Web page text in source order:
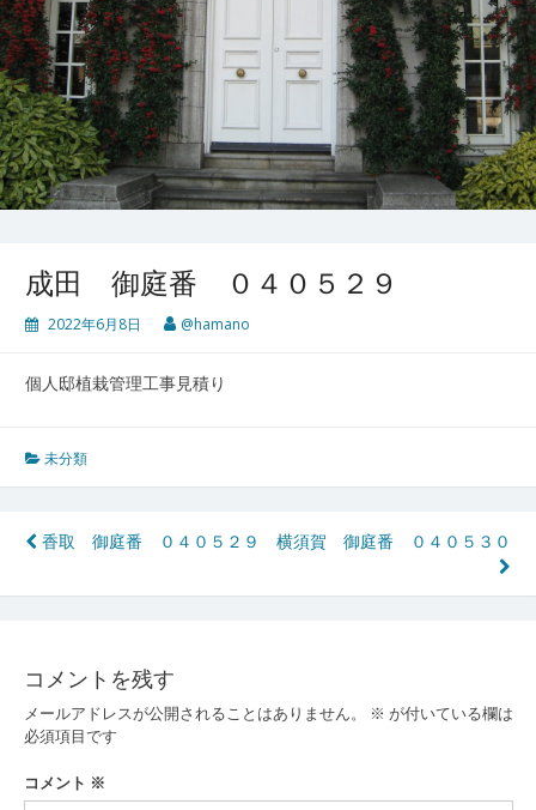
成田 御庭番 ０４０５２９
2022年6月8日 @hamano
個人邸植栽管理工事見積り
未分類
投
稿
ビ
ゲ
ー
シ
香取 御庭番 ０４０５２９ 横須賀 御庭番 ０４０５３０
コメントを残す
メールアドレスが公開されることはありません。 ※ が付いている欄は
必須項目です
コメント ※